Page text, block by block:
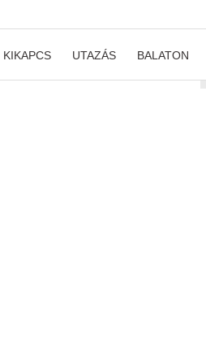
KIKAPCS UTAZÁS BALATON